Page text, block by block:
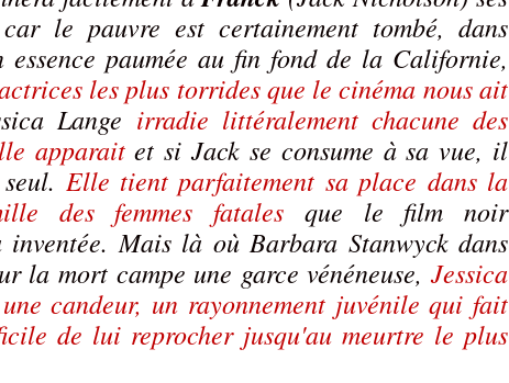
car le pauvre est certainement tombé, dans
essence paumée au fin fond de la Californie,
les plus torrides que le cinéma nous ait
Lange irradie littéralement chacune des
apparaitet si Jack se consume à sa vue, il
Elle tient parfaitement sa place dans la
des femmes fatales que le film noir
Mais là où Barbara Stanwyck dans
la mort campe une garce vénéneuse, Jessica
candeur, un rayonnement juvénile qui fait
de lui reprocher jusqu'au meurtre le plus